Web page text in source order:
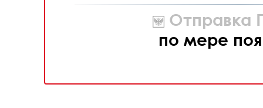
Отправка
по мере